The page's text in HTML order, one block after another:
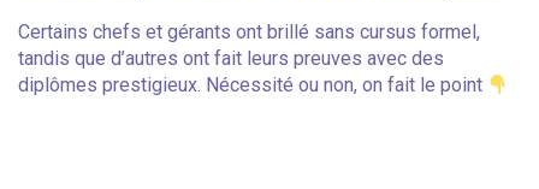
Certains chefs et gérants ont brillé sans cursus formel,
tandis que d’autres ont fait leurs preuves avec des
diplômes prestigieux. Nécessité ou non, on fait le point